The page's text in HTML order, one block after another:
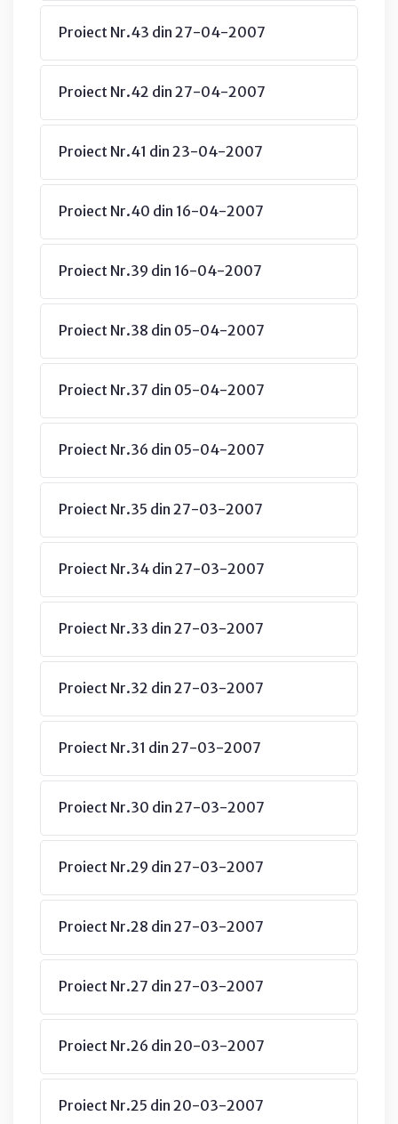
Proiect Nr.43 din 27-04-2007
Proiect Nr.42 din 27-04-2007
Proiect Nr.41 din 23-04-2007
Proiect Nr.40 din 16-04-2007
Proiect Nr.39 din 16-04-2007
Proiect Nr.38 din 05-04-2007
Proiect Nr.37 din 05-04-2007
Proiect Nr.36 din 05-04-2007
Proiect Nr.35 din 27-03-2007
Proiect Nr.34 din 27-03-2007
Proiect Nr.33 din 27-03-2007
Proiect Nr.32 din 27-03-2007
Proiect Nr.31 din 27-03-2007
Proiect Nr.30 din 27-03-2007
Proiect Nr.29 din 27-03-2007
Proiect Nr.28 din 27-03-2007
Proiect Nr.27 din 27-03-2007
Proiect Nr.26 din 20-03-2007
Proiect Nr.25 din 20-03-2007